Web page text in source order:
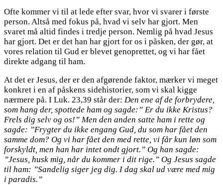
Ofte kommer vi til at lede efter svar, hvor vi svarer i første
person. Altså med fokus på, hvad vi selv har gjort. Men
svaret må altid findes i tredje person. Nemlig på hvad Jesus
har gjort. Det er det han har gjort for os i påsken, der gør, at
vores relation til Gud er blevet genoprettet, og vi har fået
direkte adgang til ham.
At det er Jesus, der er den afgørende faktor, mærker vi meget
konkret i en af påskens sidehistorier, som vi skal kigge
nærmere på. I Luk. 23,39 står der: Den ene af de forbrydere,
som hang der, spottede ham og sagde:” Er du ikke Kristus?
Frels dig selv og os!” Men den anden satte ham i rette og
sagde: ”Frygter du ikke engang Gud, du som har fået den
samme dom? Og vi har fået den med rette, vi får kun løn som
forskyldt, men han har intet ondt gjort.” Og han sagde:
”Jesus, husk mig, når du kommer i dit rige.” Og Jesus sagde
til ham: ”Sandelig siger jeg dig. I dag skal ud være med mig
i paradis.”